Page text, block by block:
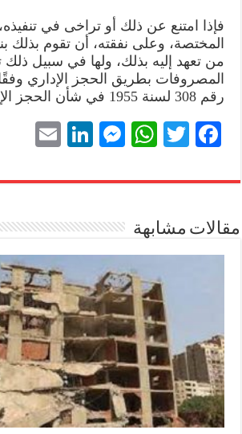
فإذا امتنع عن ذلك أو تراخى في
المختصة، وعلى نفقته، أن تقوم بذلك
من تعهد إليه بذلك، ولها في سبيل
المصروفات بطريق الحجز الإداري وفقًا
رقم 308 لسنة 1955 في شأن الحجز الإداري.
Fa
bo
T
tte
W
ts
pp
M
se
er
Li
ed
ail
مقالات مشابهة